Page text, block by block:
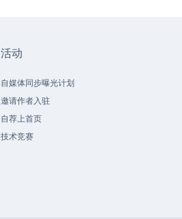
活动
自媒体同步曝光计划
邀请作者入驻
自荐上首页
技术竞赛